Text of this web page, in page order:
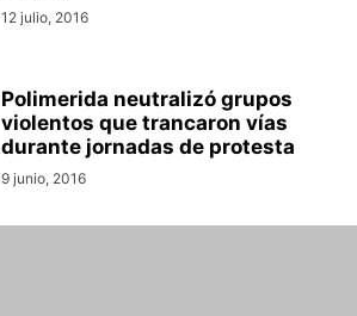
12 julio, 2016
Polimerida neutralizó grupos
violentos que trancaron vías
durante jornadas de protesta
9 junio, 2016